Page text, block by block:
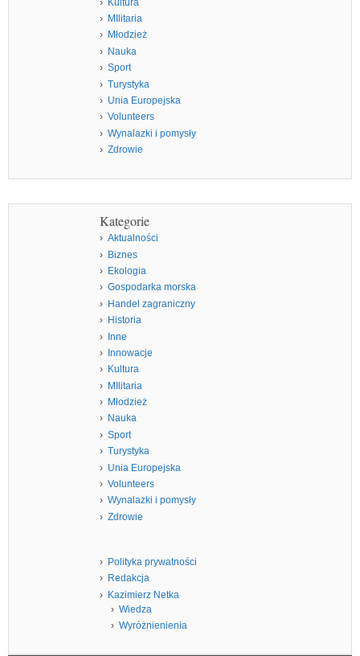
MIlitaria
Młodzież
Nauka
Sport
Turystyka
Unia Europejska
Volunteers
Wynalazki i pomysły
Zdrowie
Kategorie
Aktualności
Biznes
Ekologia
Gospodarka morska
Handel zagraniczny
Historia
Inne
Innowacje
Kultura
MIlitaria
Młodzież
Nauka
Sport
Turystyka
Unia Europejska
Volunteers
Wynalazki i pomysły
Zdrowie
Polityka prywatności
Redakcja
Kazimierz Netka
Wiedza
Wyróżnienienia